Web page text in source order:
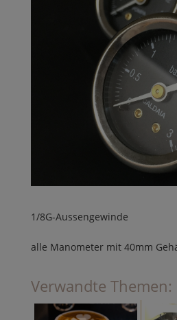
1/8G-Aussengewinde
alle Manometer mit 40mm
Verwandte Themen: